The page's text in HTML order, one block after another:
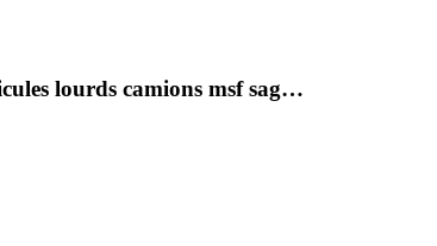
lourds camions msf sag…